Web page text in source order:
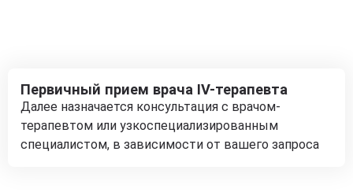
Первичный прием врача IV-терапевта
Далее назначается консультация с врачом-
терапевтом или узкоспециализированным
специалистом, в зависимости от вашего запроса